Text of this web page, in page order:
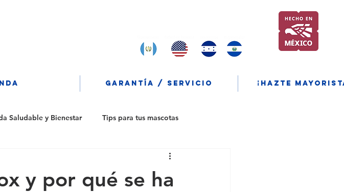
GARANTÍA / SERVICIO ¡Hazte
Saludable y Bienestar Tips para tus mascotas
y por qué se ha